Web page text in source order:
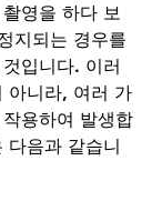
영을 하다 보
지되는 경우를
입니다. 이러
아니라, 여러 가
용하여 발생합
다음과 같습니